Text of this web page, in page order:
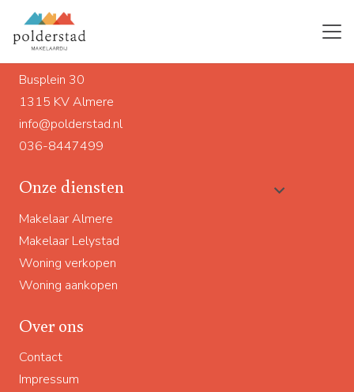
Ons adres
Busplein 30
1315 KV Almere
info@polderstad.nl
036-8447499
Onze diensten
Makelaar Almere
Makelaar Lelystad
Woning verkopen
Woning aankopen
Over ons
Contact
Impressum